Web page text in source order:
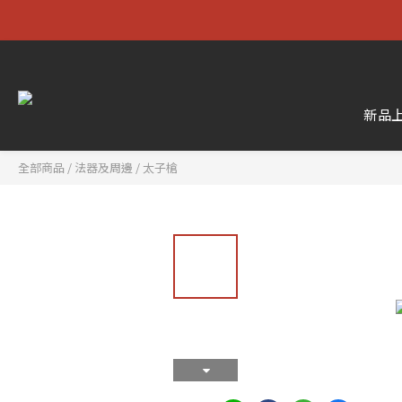
新品
全部商品 / 法器及周邊 / 太子槍